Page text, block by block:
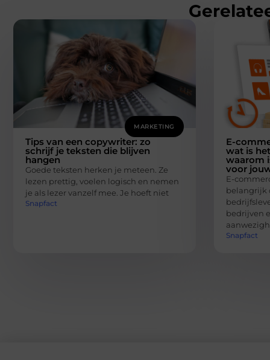
MARKETING
Tips van een copywriter: zo
schrijf je teksten die blijven
hangen
Goede teksten herken je meteen. Ze
lezen prettig, voelen logisch en nemen
je als lezer vanzelf mee. Je hoeft niet
Snapfact
E-
wat is
waarom
voor
E-
belangrijk
bedrijven
Snapfact